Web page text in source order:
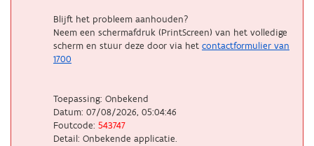
Blijft het probleem aanhouden?
Neem een schermafdruk (PrintScreen) van het volledige
scherm en stuur deze door via het contactformulier van
1700
Toepassing: Onbekend
Datum: 07/08/2026, 05:04:46
Foutcode: 543747
Detail: Onbekende applicatie.